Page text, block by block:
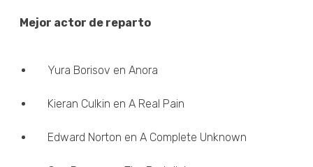
Mejor actor de reparto
Yura Borisov en Anora
Kieran Culkin en A Real Pain
Edward Norton en A Complete Unknown